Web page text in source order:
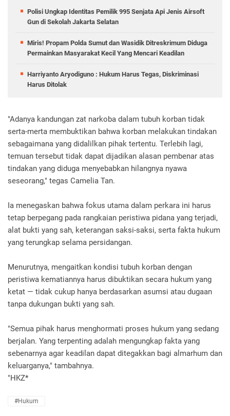
Polisi Ungkap Identitas Pemilik 995 Senjata Api Jenis Airsoft
Gun di Sekolah Jakarta Selatan
Miris! Propam Polda Sumut dan Wasidik Ditreskrimum Diduga
Permainkan Masyarakat Kecil Yang Mencari Keadilan
Harriyanto Aryodiguno : Hukum Harus Tegas, Diskriminasi
Harus Ditolak
"Adanya kandungan zat narkoba dalam tubuh korban tidak
serta-merta membuktikan bahwa korban melakukan tindakan
sebagaimana yang didalilkan pihak tertentu. Terlebih lagi,
temuan tersebut tidak dapat dijadikan alasan pembenar atas
tindakan yang diduga menyebabkan hilangnya nyawa
seseorang," tegas Camelia Tan.
Ia menegaskan bahwa fokus utama dalam perkara ini harus
tetap berpegang pada rangkaian peristiwa pidana yang terjadi,
alat bukti yang sah, keterangan saksi-saksi, serta fakta hukum
yang terungkap selama persidangan.
Menurutnya, mengaitkan kondisi tubuh korban dengan
peristiwa kematiannya harus dibuktikan secara hukum yang
ketat — tidak cukup hanya berdasarkan asumsi atau dugaan
tanpa dukungan bukti yang sah.
"Semua pihak harus menghormati proses hukum yang sedang
berjalan. Yang terpenting adalah mengungkap fakta yang
sebenarnya agar keadilan dapat ditegakkan bagi almarhum dan
keluarganya," tambahnya.
"HKZ*
#Hukum